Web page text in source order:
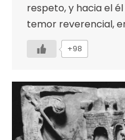
respeto, y hacia el
temor reverencial,
+98